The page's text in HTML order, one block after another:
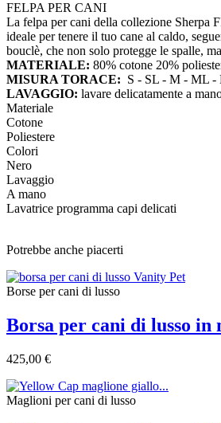
FELPA PER CANI
La felpa per cani della collezione Sherpa
ideale per tenere il tuo cane al caldo,
bouclè, che non solo protegge le spalle,
MATERIALE: 80% cotone 20%
MISURA TORACE: S - SL - M - ML
LAVAGGIO: lavare delicatamente a
Materiale
Cotone
Poliestere
Colori
Nero
Lavaggio
A mano
Lavatrice programma capi delicati
Potrebbe anche piacerti
Borse per cani di lusso
Borsa per cani di lusso in
425,00 €
Maglioni per cani di lusso